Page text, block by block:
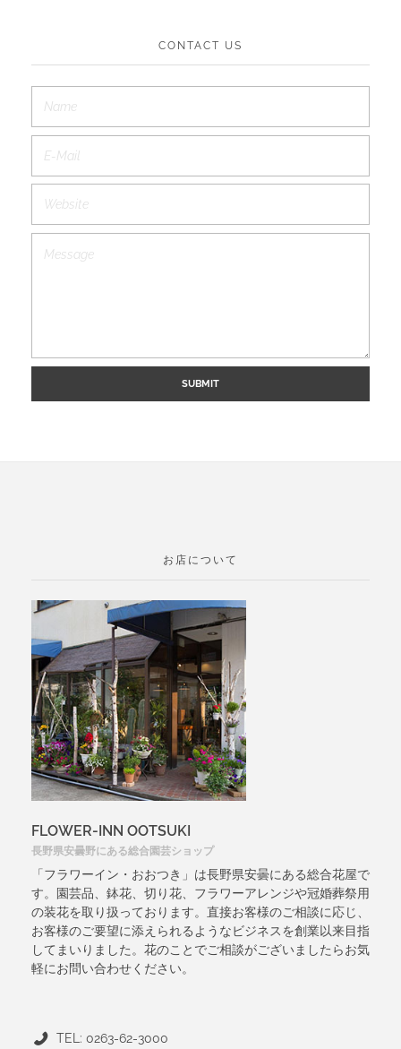
CONTACT US
お店について
FLOWER-INN OOTSUKI
長野県安曇野にある総合園芸ショップ
「フラワーイン・おおつき」は長野県安曇にある総合花屋で
す。園芸品、鉢花、切り花、フラワーアレンジや冠婚葬祭用
の装花を取り扱っております。直接お客様のご相談に応じ、
お客様のご要望に添えられるようなビジネスを創業以来目指
してまいりました。花のことでご相談がございましたらお気
軽にお問い合わせください。
TEL: 0263-62-3000